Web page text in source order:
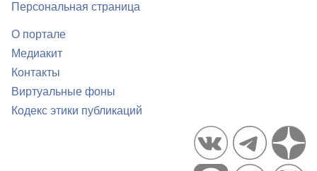
Персональная страница
О портале
Медиакит
Контакты
Виртуальные фоны
Кодекс этики публикаций